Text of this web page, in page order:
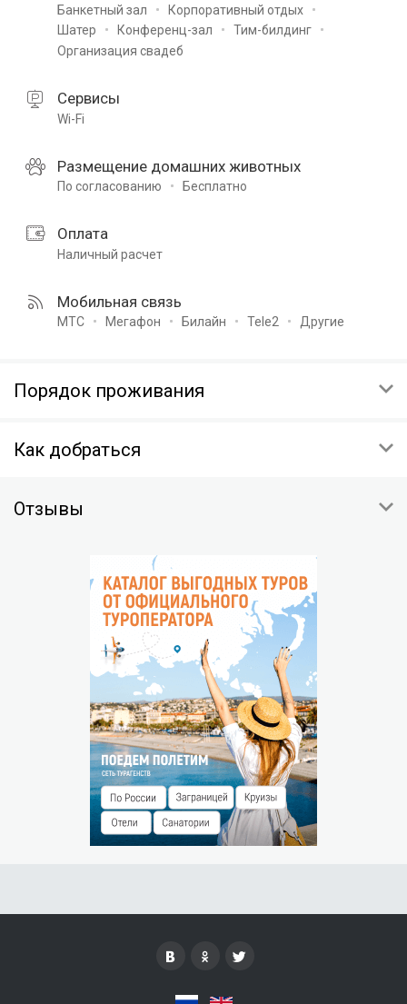
Банкетный зал
Корпоративный отдых
Шатер
Конференц-зал
Тим-билдинг
Организация свадеб
Сервисы
Wi-Fi
Размещение домашних животных
По согласованию Бесплатно
Оплата
Наличный расчет
Мобильная связь
МТС Мегафон Билайн Tele2 Другие
Порядок проживания
12:00-14:00
12:00-14:00
30% стоимости проживания
Бесплатная отмена бронирования за 7 суток до даты
В случае отмены бронирования менее чем за 7 суток до
заезда штраф составит 100% от поступившей предоплаты.
НЕЯВКА ГОСТЯ
Незаездом считается прибытие гостя после 00:00 часов
следующего дня.
Штраф за незаезд — 100% от суммы предоплаты.
РАЗМЕЩЕНИЕ ДЕТЕЙ
Бесплатно без предоставления места до 5 лет
Как добраться
Общественный транспорт:
Скопировать координаты:
Отзывы